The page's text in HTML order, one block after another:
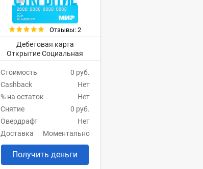
Отзывы: 2
Дебетовая карта
Открытие Социальная
Стоимость
0 руб.
Cashback
Нет
% на остаток
Нет
Снятие
0 руб.
Овердрафт
Нет
Доставка
Моментально
Получить деньги